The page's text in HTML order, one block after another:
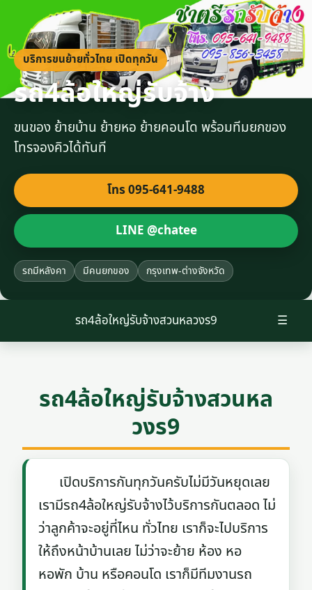
บริการขนย้ายทั่วไทย เปิดทุกวัน
รถ4ล้อใหญ่รับจ้าง
ขนของ ย้ายบ้าน ย้ายหอ ย้ายคอนโด พร้อมทีมยกของ
โทรจองคิวได้ทันที
โทร 095-641-9488
LINE @chatee
รถมีหลังคา มีคนยกของ กรุงเทพ-ต่างจังหวัด
☰
รถ4ล้อใหญ่รับจ้างสวนหลวงร9
รถ4ล้อใหญ่รับจ้างสวนหล
วงร9
เปิดบริการกันทุกวันครับไม่มีวันหยุดเลย
เรามีรถ4ล้อใหญ่รับจ้างไว้บริการกันตลอด ไม่
ว่าลูกค้าจะอยู่ที่ไหน ทั่วไทย เราก็จะไปบริการ
ให้ถึงหน้าบ้านเลย ไม่ว่าจะย้าย ห้อง หอ
หอพัก บ้าน หรือคอนโด เราก็มีทีมงานรถ